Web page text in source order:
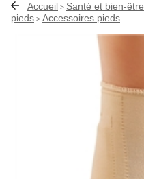
Accueil > Santé et bien-être
pieds > Accessoires pieds